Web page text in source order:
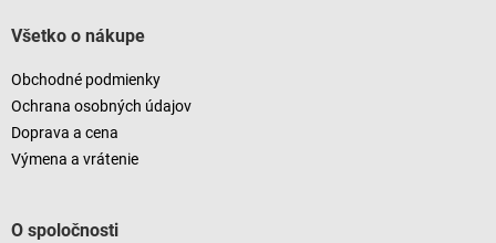
Všetko o nákupe
Obchodné podmienky
Ochrana osobných údajov
Doprava a cena
Výmena a vrátenie
O spoločnosti